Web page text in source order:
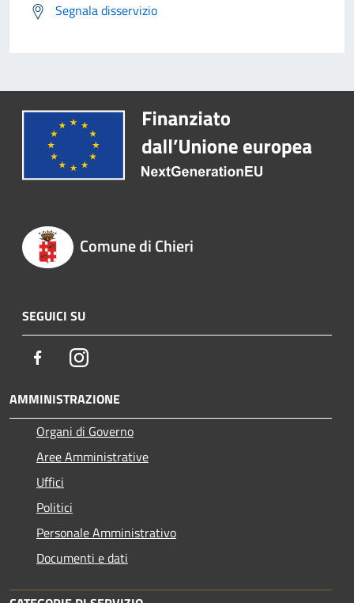
Segnala disservizio
Comune di Chieri
SEGUICI SU
FacebookInstagram
AMMINISTRAZIONE
Organi di Governo
Aree Amministrative
Uffici
Politici
Personale Amministrativo
Documenti e dati